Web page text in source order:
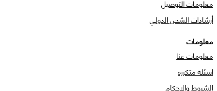
معلومات التوصيل
أرشادات الشحن الدولي
معلومات
معلومات عنا
اسئلة متكرره
الشروط والاحكام